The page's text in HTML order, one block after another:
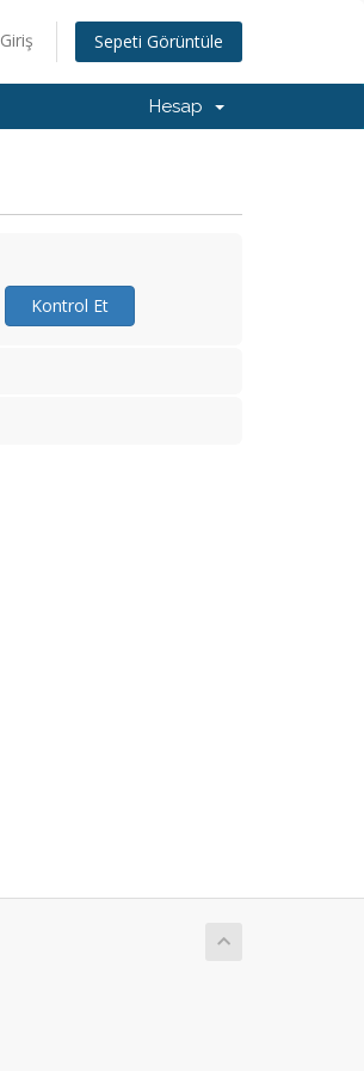
Giriş Sepeti Görüntüle
Hesap
Kontrol Et